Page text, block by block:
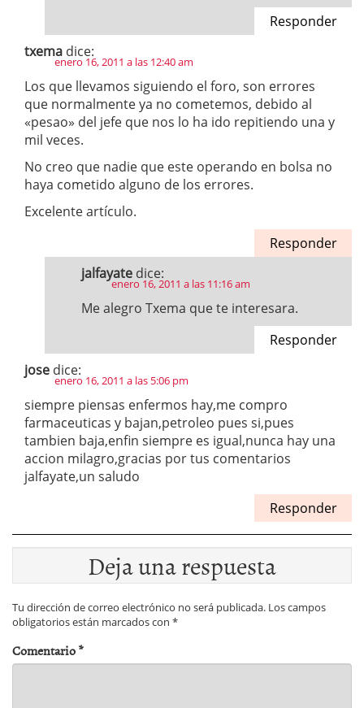
Responder
txema dice:
enero 16, 2011 a las 12:40 am
Los que llevamos siguiendo el foro, son errores
que normalmente ya no cometemos, debido al
«pesao» del jefe que nos lo ha ido repitiendo una y
mil veces.
No creo que nadie que este operando en bolsa no
haya cometido alguno de los errores.
Excelente artículo.
Responder
jalfayate dice:
enero 16, 2011 a las 11:16 am
Me alegro Txema que te interesara.
Responder
jose dice:
enero 16, 2011 a las 5:06 pm
siempre piensas enfermos hay,me compro
farmaceuticas y bajan,petroleo pues si,pues
tambien baja,enfin siempre es igual,nunca hay una
accion milagro,gracias por tus comentarios
jalfayate,un saludo
Responder
Deja una respuesta
Tu dirección de correo electrónico no será publicada. Los campos
obligatorios están marcados con *
Comentario*